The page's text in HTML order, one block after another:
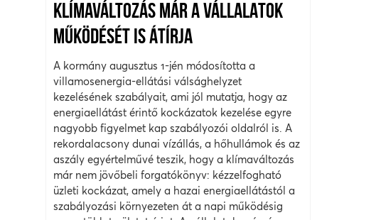
KLÍMAVÁLTOZÁS MÁR A VÁLLALATOK
MŰKÖDÉSÉT IS ÁTÍRJA
A kormány augusztus 1-jén módosította a
villamosenergia-ellátási válsághelyzet
kezelésének szabályait, ami jól mutatja, hogy az
energiaellátást érintő kockázatok kezelése egyre
nagyobb figyelmet kap szabályozói oldalról is. A
rekordalacsony dunai vízállás, a hőhullámok és az
aszály egyértelművé teszik, hogy a klímaváltozás
már nem jövőbeli forgatókönyv: kézzelfogható
üzleti kockázat, amely a hazai energiaellátástól a
szabályozási környezeten át a napi működésig